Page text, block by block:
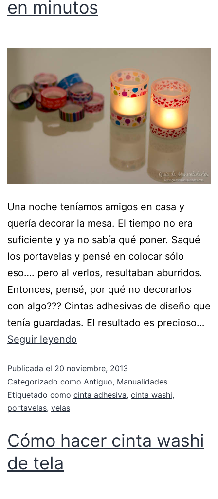
en minutos
Una noche teníamos amigos en casa y
quería decorar la mesa. El tiempo no era
suficiente y ya no sabía qué poner. Saqué
los portavelas y pensé en colocar sólo
eso…. pero al verlos, resultaban aburridos.
Entonces, pensé, por qué no decorarlos
con algo??? Cintas adhesivas de diseño que
tenía guardadas. El resultado es precioso…
Seguir leyendo
Publicada el 20 noviembre, 2013
Categorizado como Antiguo, Manualidades
Etiquetado como cinta adhesiva, cinta washi,
portavelas, velas
Cómo hacer cinta washi
de tela